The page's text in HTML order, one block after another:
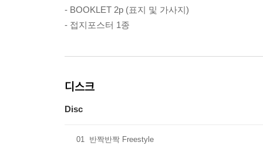
- BOOKLET 2p (표지 및 가사지)
- 접지포스터 1종
디스크
Disc
01 반짝반짝 Freestyle